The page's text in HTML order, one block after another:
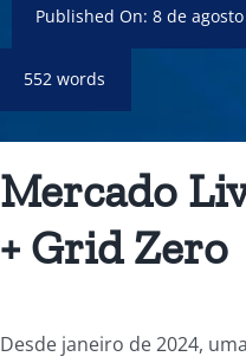
Published On: 8 de
552 words
Mercado
+ Grid Zero
Desde janeiro de 2024,